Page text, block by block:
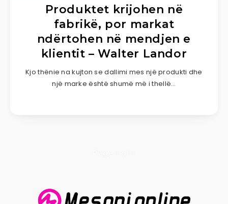
Produktet krijohen në
fabrikë, por markat
ndërtohen në mendjen e
klientit – Walter Landor
Kjo thënie na kujton se dallimi mes një produkti dhe
një marke është shumë më i thellë…